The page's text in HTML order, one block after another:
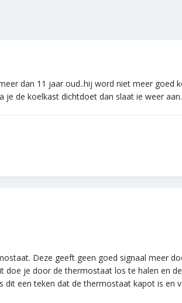
dan 11 jaar oud..hij word niet meer
de koelkast dichtdoet dan slaat ie weer
Deze geeft geen goed signaal meer
je door de thermostaat los te halen en
dit een teken dat de thermostaat kapot is en